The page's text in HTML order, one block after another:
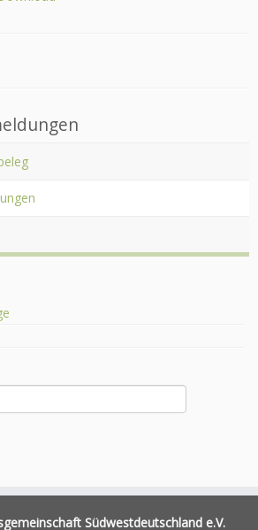
Südwestdeutschland e.V.